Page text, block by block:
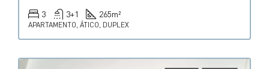
3 3+1 265m²
APARTAMENTO, ÁTICO, DUPLEX